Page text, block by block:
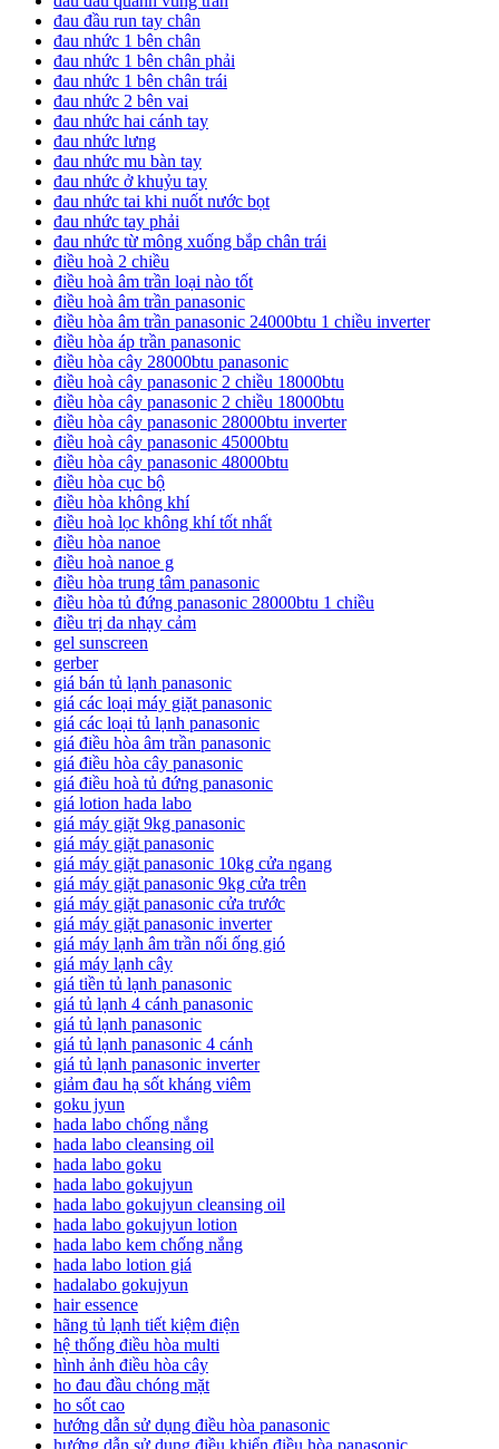
đau đầu run tay chân
đau nhức 1 bên chân
đau nhức 1 bên chân phải
đau nhức 1 bên chân trái
đau nhức 2 bên vai
đau nhức hai cánh tay
đau nhức lưng
đau nhức mu bàn tay
đau nhức ở khuỷu tay
đau nhức tai khi nuốt nước bọt
đau nhức tay phải
đau nhức từ mông xuống bắp chân trái
điều hoà 2 chiều
điều hoà âm trần loại nào tốt
điều hoà âm trần panasonic
điều hòa âm trần panasonic 24000btu 1 chiều inverter
điều hòa áp trần panasonic
điều hòa cây 28000btu panasonic
điều hoà cây panasonic 2 chiều 18000btu
điều hòa cây panasonic 2 chiều 18000btu
điều hòa cây panasonic 28000btu inverter
điều hoà cây panasonic 45000btu
điều hòa cây panasonic 48000btu
điều hòa cục bộ
điều hòa không khí
điều hoà lọc không khí tốt nhất
điều hòa nanoe
điều hoà nanoe g
điều hòa trung tâm panasonic
điều hòa tủ đứng panasonic 28000btu 1 chiều
điều trị da nhạy cảm
gel sunscreen
gerber
giá bán tủ lạnh panasonic
giá các loại máy giặt panasonic
giá các loại tủ lạnh panasonic
giá điều hòa âm trần panasonic
giá điều hòa cây panasonic
giá điều hoà tủ đứng panasonic
giá lotion hada labo
giá máy giặt 9kg panasonic
giá máy giặt panasonic
giá máy giặt panasonic 10kg cửa ngang
giá máy giặt panasonic 9kg cửa trên
giá máy giặt panasonic cửa trước
giá máy giặt panasonic inverter
giá máy lạnh âm trần nối ống gió
giá máy lạnh cây
giá tiền tủ lạnh panasonic
giá tủ lạnh 4 cánh panasonic
giá tủ lạnh panasonic
giá tủ lạnh panasonic 4 cánh
giá tủ lạnh panasonic inverter
giảm đau hạ sốt kháng viêm
goku jyun
hada labo chống nắng
hada labo cleansing oil
hada labo goku
hada labo gokujyun
hada labo gokujyun cleansing oil
hada labo gokujyun lotion
hada labo kem chống nắng
hada labo lotion giá
hadalabo gokujyun
hair essence
hãng tủ lạnh tiết kiệm điện
hệ thống điều hòa multi
hình ảnh điều hòa cây
ho đau đầu chóng mặt
ho sốt cao
hướng dẫn sử dụng điều hòa panasonic